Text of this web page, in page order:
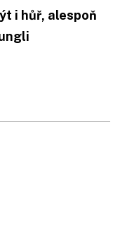
i hůř, alespoň